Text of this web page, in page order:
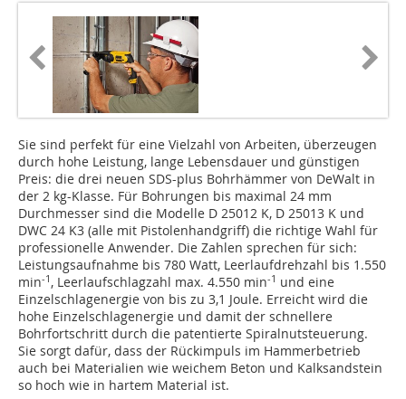
Sie sind perfekt für eine Vielzahl von Arbeiten, überzeugen
durch hohe Leistung, lange Lebensdauer und günstigen
Preis: die drei neuen SDS-plus Bohrhämmer von DeWalt in
der 2 kg-Klasse. Für Bohrungen bis maximal 24 mm
Durchmesser sind die Modelle D 25012 K, D 25013 K und
DWC 24 K3 (alle mit Pistolenhandgriff) die richtige Wahl für
professionelle Anwender. Die Zahlen sprechen für sich:
Leistungsaufnahme bis 780 Watt, Leerlaufdrehzahl bis 1.550
min-1 , Leerlaufschlagzahl max. 4.550 min-1 und eine
Einzelschlagenergie von bis zu 3,1 Joule. Erreicht wird die
hohe Einzelschlagenergie und damit der schnellere
Bohrfortschritt durch die patentierte Spiralnutsteuerung.
Sie sorgt dafür, dass der Rückimpuls im Hammerbetrieb
auch bei Materialien wie weichem Beton und Kalksandstein
so hoch wie in hartem Material ist.